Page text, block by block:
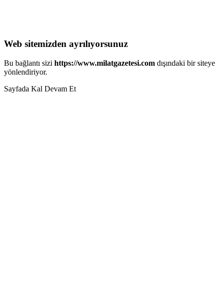
Web sitemizden ayrılıyorsunuz
Bu bağlantı sizi https://www.milatgazetesi.com dışındaki bir siteye
yönlendiriyor.
Sayfada Kal Devam Et